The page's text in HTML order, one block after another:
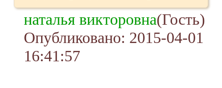
наталья викторовна(Гость)
Опубликовано: 2015-04-01
16:41:57